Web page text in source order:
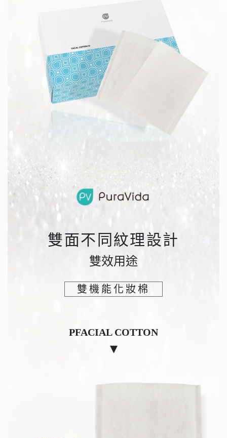
雙面不同紋理設計
雙效用途
雙機能化妝棉
PFACIAL COTTON
▾